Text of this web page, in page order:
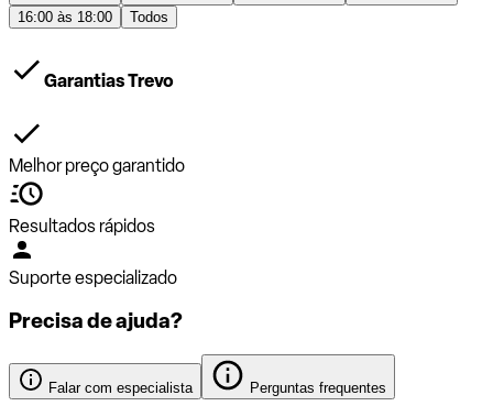
16:00 às 18:00
Todos
Garantias Trevo
Melhor preço garantido
Resultados rápidos
Suporte especializado
Precisa de ajuda?
Falar com especialista Perguntas frequentes